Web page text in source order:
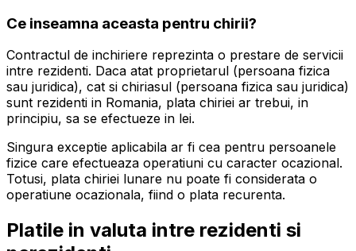
Ce inseamna aceasta pentru chirii?
Contractul de inchiriere reprezinta o prestare de servicii
intre rezidenti. Daca atat proprietarul (persoana fizica
sau juridica), cat si chiriasul (persoana fizica sau juridica)
sunt rezidenti in Romania, plata chiriei ar trebui, in
principiu, sa se efectueze in lei.
Singura exceptie aplicabila ar fi cea pentru persoanele
fizice care efectueaza operatiuni cu caracter ocazional.
Totusi, plata chiriei lunare nu poate fi considerata o
operatiune ocazionala, fiind o plata recurenta.
Platile in valuta intre rezidenti si